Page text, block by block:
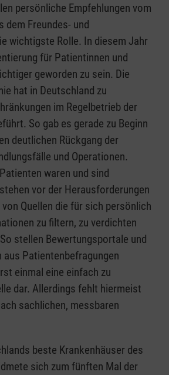
persönliche Empfehlungen vom
dem Freundes- und
wichtigste Rolle. In diesem Jahr
für Patientinnen und
geworden zu sein. Die
hat in Deutschland zu
im Regelbetrieb der
So gab es gerade zu Beginn
deutlichen Rückgang der
und Operationen.
waren und sind
vor der Herausforderungen
Quellen die für sich persönlich
zu filtern, zu verdichten
stellen Bewertungsportale und
aus Patientenbefragungen
einmal eine einfach zu
dar. Allerdings fehlt hiermeist
sachlichen, messbaren
beste Krankenhäuser des
sich zum fünften Mal der